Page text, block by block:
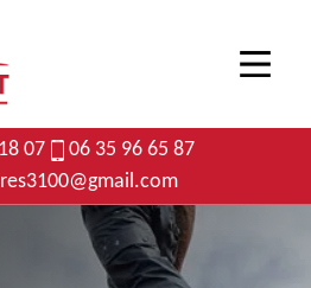
07
06 35 96 65 87